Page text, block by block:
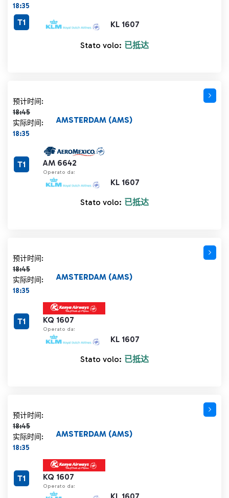
18:35
KL 1607
T1
Stato volo: 已抵达
预计时间:
18:45
计划时间 18:45 删除线
实际时间:
18:35
AM 6642
Operato da:
KL 1607
AMSTERDAM (AMS)
T1
Stato volo: 已抵达
预计时间:
18:45
计划时间 18:45 删除线
实际时间:
18:35
KQ 1607
Operato da:
KL 1607
AMSTERDAM (AMS)
T1
Stato volo: 已抵达
预计时间:
18:45
计划时间 18:45 删除线
实际时间:
18:35
KQ 1607
Operato da:
AMSTERDAM (AMS)
T1